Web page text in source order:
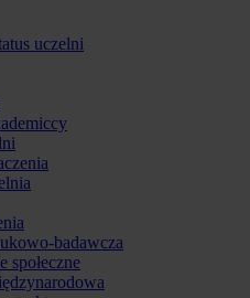
uczelni
badawcza
społeczne